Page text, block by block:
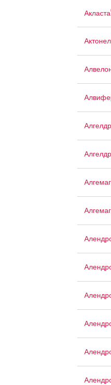
Акласта
Алгемаг